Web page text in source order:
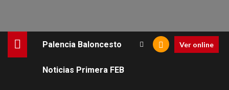
Palencia Baloncesto
Noticias Primera FEB
Ver online